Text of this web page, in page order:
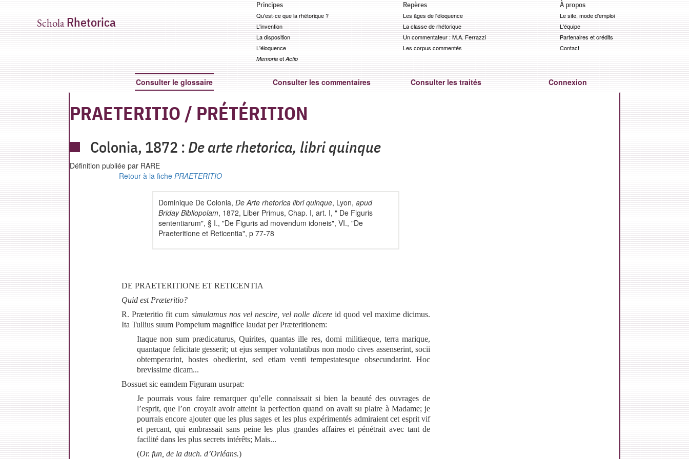
Schola Rhetorica
Principes
Qu'est-ce que la rhétorique ?
L'invention
La disposition
L'éloquence
Memoria et Actio
Repères
Les âges de l'éloquence
La classe de rhétorique
Un commentateur : M.A. Ferrazzi
Les corpus commentés
À propos
Le site, mode d'emploi
L'équipe
Partenaires et crédits
Contact
Consulter le glossaire Consulter les commentaires Consulter les traités Connexion
PRAETERITIO / PRÉTÉRITION
Colonia, 1872 :De arte rhetorica, libri quinque
Définition publiée par RARE
Retour à la fichePRAETERITIO
Dominique De Colonia,De Arte rhetorica libri quinque, Lyon,apud
Briday Bibliopolam, 1872, Liber Primus, Chap. I, art. I, " De Figuris
sententiarum",§ I., "De Figuris ad movendum idoneis",VI., "De
Praeteritione et Reticentia", p 77-78
DE PRAETERITIONE ET RETICENTIA
Quid est Præteritio?
R. Præteritio fit cum simulamus nos vel nescire, vel nolle dicereid quod vel maxime dicimus.
Ita Tullius suum Pompeium magnifice laudat perPræteritionem:
Itaque non sum prædicaturus, Quirites, quantas ille res, domi militiæque, terra marique,
quantaque felicitate gesserit; ut ejus semper voluntatibus non modo cives assenserint, socii
obtemperarint, hostes obedierint, sed etiam venti tempestatesque obsecundarint. Hoc
brevissime dicam...
Bossuet sic eamdem Figuram usurpat:
Je pourrais vous faire remarquerqu’elle connaissait si bien la beauté des ouvrages de
l’esprit, quel’on croyait avoir atteint la perfection quand on avait su plaire à Madame; je
pourrais encore ajouter que les plus sages et les plus expérimentésadmiraient cet esprit vif
et percant, qui embrassait sans peine les plus grandes affaires etpénétrait avec tant de
facilitédans les plus secrets intérêts; Mais...
(Or. fun, de la duch. d’Orléans.)